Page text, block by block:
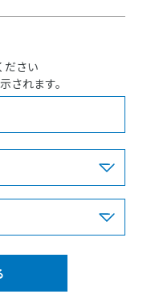
ださい
されます。